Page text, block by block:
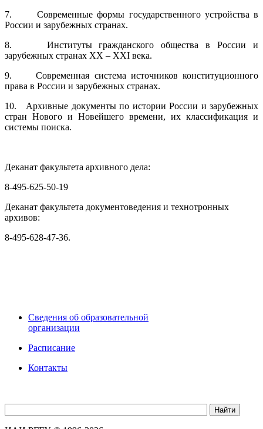
7. Современные формы государственного устройства в
России и зарубежных странах.
8. Институты гражданского общества в России и
зарубежных странах XX – XXI века.
9. Современная система источников конституционного
права в России и зарубежных странах.
10. Архивные документы по истории России и зарубежных
стран Нового и Новейшего времени, их классификация и
системы поиска.
Деканат факультета архивного дела:
8-495-625-50-19
Деканат факультета документоведения и технотронных
архивов:
8-495-628-47-36.
Сведения об образовательной
организации
Расписание
Контакты